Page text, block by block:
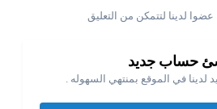
لدينا لتتمكن من التعليق
حساب جديد
في الموقع بمنتهي السهوله .